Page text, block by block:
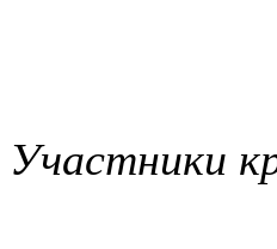
Участники